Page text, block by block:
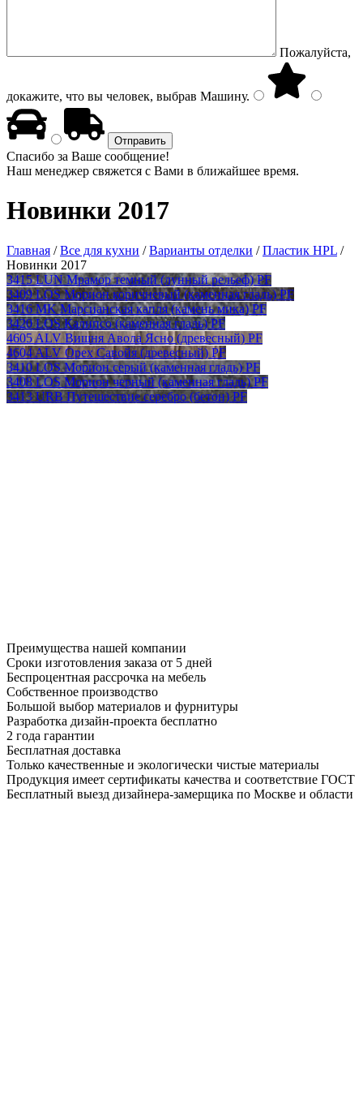
Пожалуйста,
докажите, что вы человек, выбрав Машину.
Спасибо за Ваше сообщение!
Наш менеджер свяжется с Вами в ближайшее время.
Новинки 2017
Главная /Все для кухни /Варианты отделки /Пластик HPL /
Новинки 2017
3415 LUN Мрамор темный (лунный рельеф) PF
3409 LOS Морион коричневый (каменная гладь) PF
3416 MK Марсианская капля (камень мика) PF
3420 LOS Калипсо (каменная гладь) PF
4605 ALV Вишня Авола Ясно (древесный) PF
4604 ALV Орех Савойя (древесный) PF
3410 LOS Морион серый (каменная гладь) PF
3408 LOS Морион черный (каменная гладь) PF
3413 URB Путешествие серебро (бетон) PF
Преимущества нашей компании
Сроки изготовления заказа от 5 дней
Беспроцентная рассрочка на мебель
Собственное производство
Большой выбор материалов и фурнитуры
Разработка дизайн-проекта бесплатно
2 года гарантии
Бесплатная доставка
Только качественные и экологически чистые материалы
Продукция имеет сертификаты качества и соответствие ГОСТ
Бесплатный выезд дизайнера-замерщика по Москве и области